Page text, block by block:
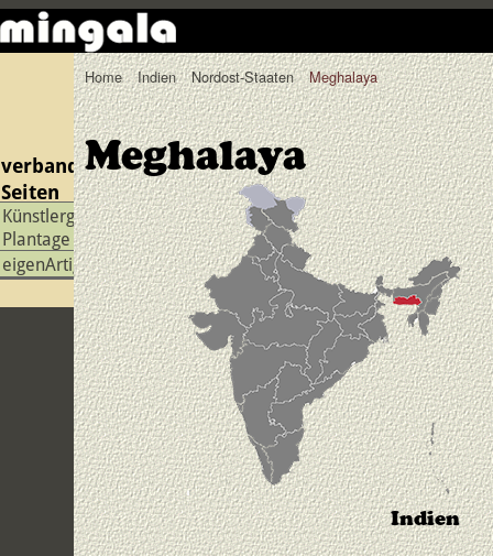
verbandelte
Seiten
Künstlergruppe
Plantage
eigenArtigX
Home Indien Nordost-Staaten Meghalaya
Meghalaya
Indien